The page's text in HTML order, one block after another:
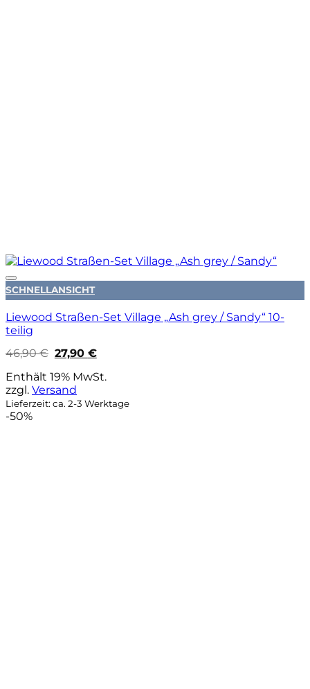
Auf die Wunschliste
SCHNELLANSICHT
Liewood Straßen-Set Village „Ash grey / Sandy“ 10-
teilig
46,90€ Ursprünglicher
Preis
war:
46,90 €
27,90 €Aktueller
ist:
Enthält 19% MwSt.
zzgl. Versand
Lieferzeit: ca. 2-3 Werktage
-50%